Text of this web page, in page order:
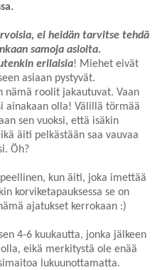
ei heidän tarvitse tehdä
samoja asioita.
erilaisia! Miehet eivät
asiaan pystyvät.
nämä roolit jakautuvat. Vaan
ainakaan olla! Välillä törmää
sen vuoksi, että isäkin
äiti pelkästään saa vauvaa
Öh?
kun äiti, joka imettää
korviketapauksessa se on
ajatukset kerrokaan :)
4-6 kuukautta, jonka jälkeen
eikä merkitystä ole enää
lukuunottamatta.